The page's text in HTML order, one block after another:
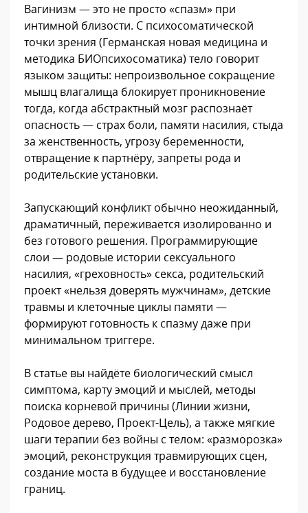
Вагинизм — это не просто «спазм» при
интимной близости. С психосоматической
точки зрения (Германская новая медицина и
методика БИОпсихосоматика) тело говорит
языком защиты: непроизвольное сокращение
мышц влагалища блокирует проникновение
тогда, когда абстрактный мозг распознаёт
опасность — страх боли, памяти насилия, стыда
за женственность, угрозу беременности,
отвращение к партнёру, запреты рода и
родительские установки.
Запускающий конфликт обычно неожиданный,
драматичный, переживается изолированно и
без готового решения. Программирующие
слои — родовые истории сексуального
насилия, «греховность» секса, родительский
проект «нельзя доверять мужчинам», детские
травмы и клеточные циклы памяти —
формируют готовность к спазму даже при
минимальном триггере.
В статье вы найдёте биологический смысл
симптома, карту эмоций и мыслей, методы
поиска корневой причины (Линии жизни,
Родовое дерево, Проект-Цель), а также мягкие
шаги терапии без войны с телом: «разморозка»
эмоций, реконструкция травмирующих сцен,
создание моста в будущее и восстановление
границ.